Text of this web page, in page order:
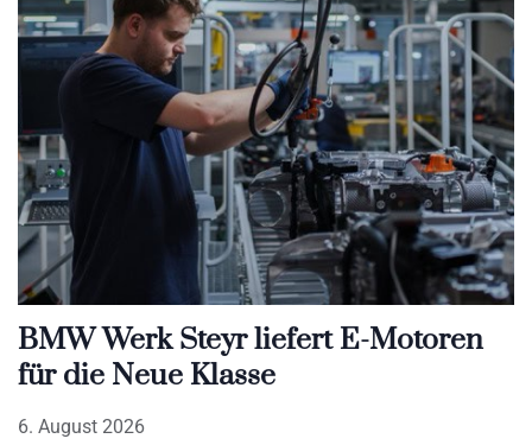
BMW Werk Steyr liefert E-Motoren
für die Neue Klasse
6. August 2026